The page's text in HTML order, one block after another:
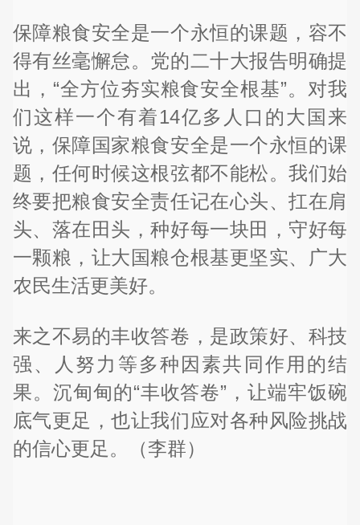
保障粮食安全是一个永恒的课题，容不
得有丝毫懈怠。党的二十大报告明确提
出，“全方位夯实粮食安全根基”。对我
们这样一个有着14亿多人口的大国来
说，保障国家粮食安全是一个永恒的课
题，任何时候这根弦都不能松。我们始
终要把粮食安全责任记在心头、扛在肩
头、落在田头，种好每一块田，守好每
一颗粮，让大国粮仓根基更坚实、广大
农民生活更美好。
来之不易的丰收答卷，是政策好、科技
强、人努力等多种因素共同作用的结
果。沉甸甸的“丰收答卷”，让端牢饭碗
底气更足，也让我们应对各种风险挑战
的信心更足。（李群）